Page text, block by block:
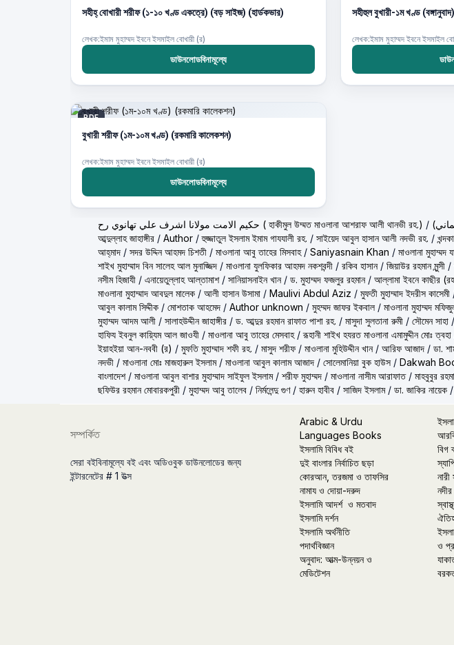
সহীহ্ বোখারী শরীফ (১-১০ খণ্ড একত্রে) (বড় সাইজ) (হার্ডকভার)
লেখক:ইমাম মুহাম্মদ ইবনে ইসমাইল বোখারী (র)
ডাউনলোডবিনামূল্যে
সহীহুল বুখারী-১ম খণ্ড
লেখক:ইমাম মুহাম্মদ ইবনে ইসমাইল
PDF
বুখারী শরীফ (১ম-১০ম খণ্ড) (রকমারি কালেকশন)
লেখক:ইমাম মুহাম্মদ ইবনে ইসমাইল বোখারী (র)
ডাউনলোডবিনামূল্যে
حكيم الامت مولانا اشرف علي تهانوي رح ( হাকীমুল উম্মত মাওলানা আশরাফ আলী থানভী রহ.) /
আব্দুল্লাহ জাহাঙ্গীর / Author /হুজ্জাতুল ইসলাম ইমাম গাযযালী রহ. / সাইয়েদ আবুল হাসান আলী নদভী রহ. /
আহ্‌মাদ / সদর উদ্দিন আহমদ চিশতী / মাওলানা আবু তাহের মিসবাহ/ Saniyasnain Khan / মাওলানা মুহাম্মদ
শাইখ মুহাম্মাদ বিন সালেহ আল মুনাজ্জিদ / মাওলানা যুলফিকার আহমদ নকশবন্দী / রকিব হাসান/ জিয়াউর রহমান মুন্সী /
নসীম হিজাযী / এনায়েতুল্লাহ আল্‌তামাশ/ সানিয়াসনাইন খান/ ড. মুহাম্মদ ফজলুর রহমান/ আল্লামা ইবনে কাছীর
মাওলানা মুহাম্মাদ আবদুল মালেক / আলী হাসান উসামা / Maulivi Abdul Aziz / মুফতী মুহাম্মাদ ইদরীস কাসেমী
আবুল কালাম সিদ্দীক / মোশতাক আহমেদ / Author unknown / মুহম্মদ জাফর ইকবাল / মাওলানা মুহাম্মদ
মুহাম্মদ আদম আলী / সালাহউদ্দীন জাহাঙ্গীর / ড. আব্দুর রহমান রাফাত পাশা রহ. / মাসুদা সুলতানা রুমী / সৌমেন সাহা /
হাফিয ইবনুল কায়্যিম আল জাওযী / মাওলানা আবু তাহের মেসবাহ/রূহানী শাইখ হযরত মাওলানা এমামুদ্দীন মোঃ ত্বহা
ইয়াহইয়া আন-নববী (র) / মুফতি মুহাম্মাদ শফী রহ. / মাসুদ শরীফ/ মাওলানা মুহিউদ্দীন খান/ আরিফ আজাদ / ডা.
নদভী / মাওলানা মোঃ মাজহারুল ইসলাম/ মাওলানা আবুল কালাম আজাদ / সোলেমানিয়া বুক হাউস / Dakwah
বাংলাদেশ/ মাওলানা আবুল বাশার মুহাম্মাদ সাইফুল ইসলাম/ শরীফ মুহাম্মদ / মাওলানা নাসীম আরাফাত/ মাহবুবুর
ছফিউর রহমান মোবারকপুরী / মুহাম্মদ আবু তালেব / নির্মলেন্দু গুণ/ হারুন হাবীব / সাজিদ ইসলাম/ ডা. জাকির নায়েক /
সম্পর্কিত
সেরা বইবিনামূল্যে বই এবং অডিওবুক ডাউনলোডের জন্য
ইন্টারনেটের # 1 উত্স
Arabic & Urdu
Languages Books
ইসলামি বিবিধ বই
দুই বাংলার নির্বাচিত ছড়া
কোরআন, তরজমা ও তাফসির
নামায ও দোয়া-দরুদ
ইসলামি আদর্শ ও মতবাদ
ইসলামি দর্শন
ইসলামি অর্থনীতি
পদার্থবিজ্ঞান
অনুবাদ: আত্ম-উন্নয়ন ও
মেডিটেশন
বিগ
নারী
ও